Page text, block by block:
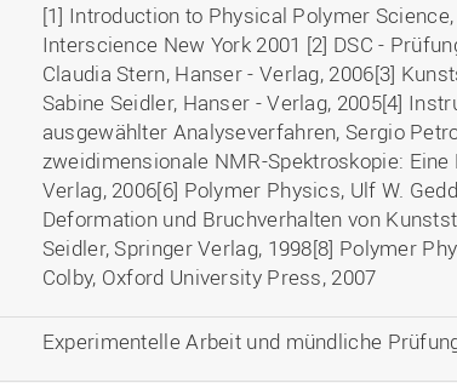
[1] Introduction to Physical Polymer
Interscience New York 2001 [2] DSC -
Claudia Stern, Hanser - Verlag, 2006[3]
Sabine Seidler, Hanser - Verlag, 2005[4]
ausgewählter Analyseverfahren, Sergio
zweidimensionale NMR-Spektroskopie:
Verlag, 2006[6] Polymer Physics, Ulf W.
Deformation und Bruchverhalten von
Seidler, Springer Verlag, 1998[8] Polymer
Colby, Oxford University Press, 2007
Experimentelle Arbeit und mündliche